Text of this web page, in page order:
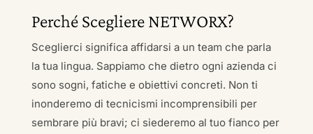
Perché Scegliere NETWORX?
Sceglierci significa affidarsi a un team che parla
la tua lingua. Sappiamo che dietro ogni azienda ci
sono sogni, fatiche e obiettivi concreti. Non ti
inonderemo di tecnicismi incomprensibili per
sembrare più bravi; ci siederemo al tuo fianco per